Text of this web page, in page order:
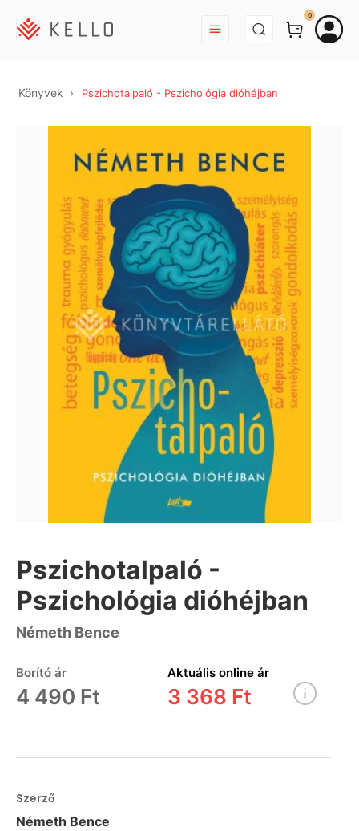
BEJELENTKEZÉS
0
Könyvek Pszichotalpaló - Pszichológia dióhéjban
Pszichotalpaló -
Pszichológia dióhéjban
Németh Bence
Borító ár
4 490 Ft
Aktuális online ár
3 368 Ft
Szerző
Németh Bence